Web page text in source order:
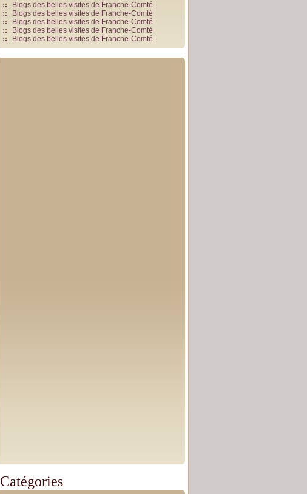
Blogs des belles visites de Franche-Comté
Blogs des belles visites de Franche-Comté
Blogs des belles visites de Franche-Comté
Blogs des belles visites de Franche-Comté
Blogs des belles visites de Franche-Comté
Catégories